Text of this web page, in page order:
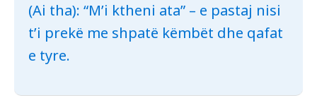
(Ai tha): “M’i ktheni ata” – e pastaj nisi
t’i prekë me shpatë këmbët dhe qafat
e tyre.